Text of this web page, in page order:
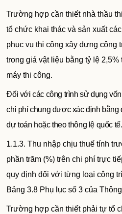
Trường hợp cần thiết nhà thầu
tổ chức khai thác và sản xuất
phục vụ thi công xây dựng công
trong giá vật liệu bằng tỷ lệ
máy thi công.
Đối với các công trình sử dụng
chi phí chung được xác định bằng
dự toán hoặc theo thông lệ quốc tế.
1.1.3. Thu nhập chịu thuế tính
phần trăm (%) trên chi phí trực
quy định đối với từng loại công
Bảng 3.8 Phụ lục số 3 của
Trường hợp cần thiết phải tự tổ